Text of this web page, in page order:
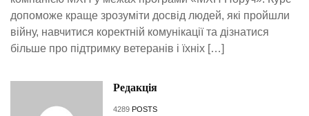
допоможе краще зрозуміти досвід людей, які пройшли
війну, навчитися коректній комунікації та дізнатися
більше про підтримку ветеранів і їхніх […]
Редакція
4289 POSTS